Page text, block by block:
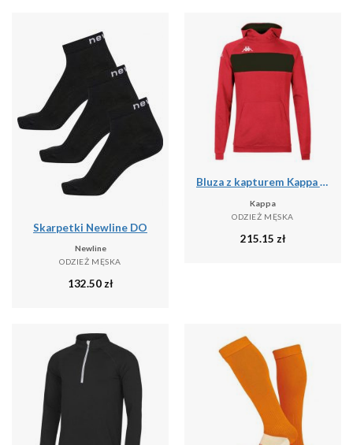
Skarpetki Newline DO
Newline
ODZIEŻ MĘSKA
132.50zł
Bluza z kapturem Kappa Daccio
Kappa
ODZIEŻ MĘSKA
215.15 zł